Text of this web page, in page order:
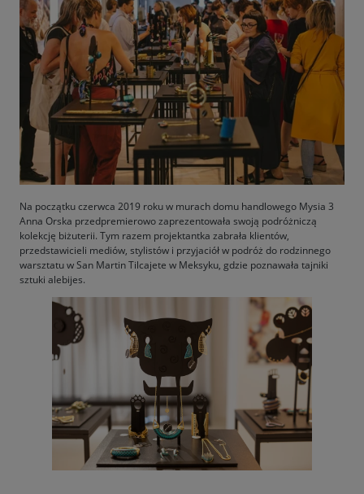
Na początku czerwca 2019 roku w murach domu handlowego Mysia 3
Anna Orska przedpremierowo zaprezentowała swoją podróżniczą
kolekcję biżuterii. Tym razem projektantka zabrała klientów,
przedstawicieli mediów, stylistów i przyjaciół w podróż do rodzinnego
warsztatu w San Martin Tilcajete w Meksyku, gdzie poznawała tajniki
sztuki alebijes.